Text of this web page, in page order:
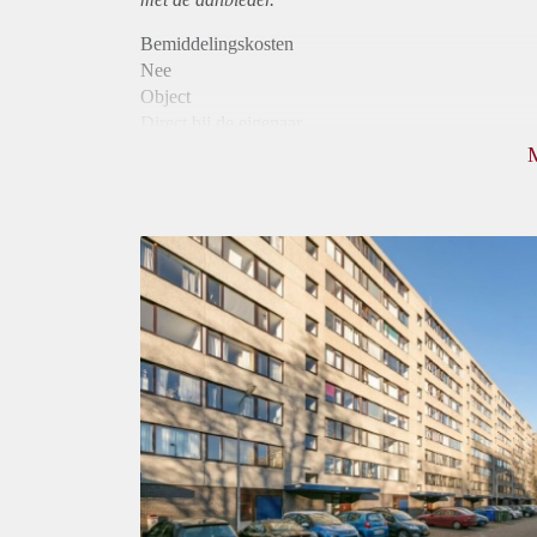
Bemiddelingskosten
Nee
Object
Huurtoeslag
Niet mogelijk
Inkomen eis
3,1 X Maandhuur Bruto
Huurtermijn
Onbepaalde termijn
Oplevering
Kaal